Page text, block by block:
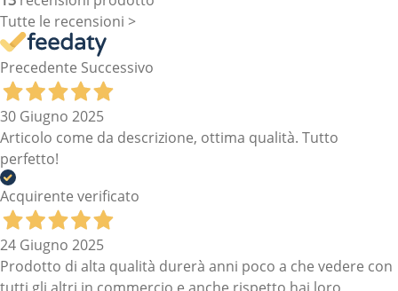
Tutte le recensioni >
Precedente Successivo
30 Giugno 2025
Articolo come da descrizione, ottima qualità. Tutto
perfetto!
Acquirente verificato
24 Giugno 2025
Prodotto di alta qualità durerà anni poco a che vedere con
tutti gli altri in commercio e anche rispetto hai loro